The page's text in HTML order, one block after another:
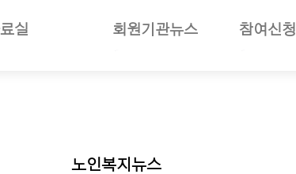
실 회원기관뉴스
노인복지뉴스
참여신청
노인복지뉴스